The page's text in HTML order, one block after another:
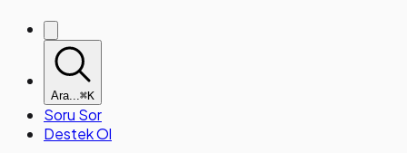
Ara...⌘K
Soru Sor
Destek Ol